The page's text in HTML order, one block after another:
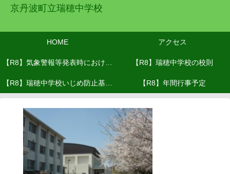
京丹波町立瑞穂中学校
HOME アクセス
【R8】気象警報等発表時における
対応(R8.６月改訂）
【R8】瑞穂中学校の校則
【R8】瑞穂中学校いじめ防止基本 【R8】年間行事予定